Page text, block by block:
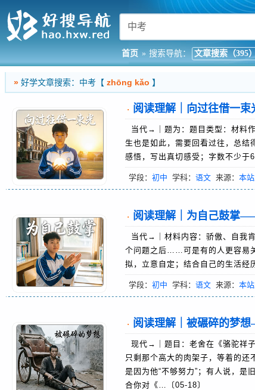
首页 » 搜索导航： 文章搜索（395
» 好学文章搜索：中考【 zhōng kǎo 】
· 阅读理解｜向过往借一
当代→｜题为：题目类型：材料
生也是如此，需要回看过往，总结
感悟，写出真切感受；字数不少于
学段： 初中 学科： 语文 来源： 本
· 阅读理解｜为自己鼓掌
当代→｜材料内容：骄傲、自我
个问题之后……可是有的人更容易
拟，立意自定；结合自己的生活经
学段： 初中 学科： 语文 来源： 本
· 阅读理解｜被碾碎的梦
现代→｜题目：老舍在《骆驼祥
只剩那个高大的肉架子，等着的
是因为他“不够努力”；有人说，是
合你对《…〔05-18〕